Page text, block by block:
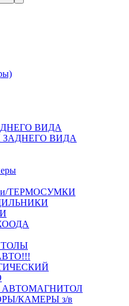
ВИДА
ВИДА
ТЕРМОСУМКИ
АВТОМАГНИТОЛ
КАМЕРЫ з/в